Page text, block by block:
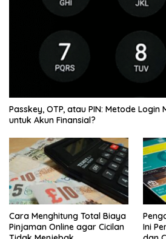
Passkey, OTP, atau PIN: Metode
untuk Akun Finansial?
Cara Menghitung Total Biaya
Pinjaman Online agar Cicilan
Ini